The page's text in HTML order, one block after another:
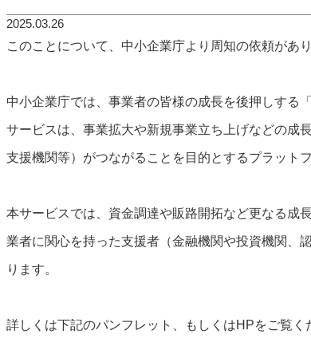
2025.03.26
このことについて、中小企業庁より周知の依頼があ
中小企業庁では、事業者の皆様の成長を後押しする
サービスは、事業拡大や新規事業立ち上げなどの成
支援機関等）がつながることを目的とするプラットフ
本サービスでは、資金調達や販路開拓など更なる成
業者に関心を持った支援者（金融機関や投資機関、
ります。
詳しくは下記のパンフレット、もしくはHPをご覧く